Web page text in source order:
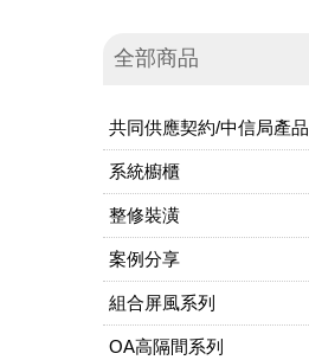
全部商品
共同供應契約/中信局產品
系統櫥櫃
整修裝潢
案例分享
組合屏風系列
OA高隔間系列